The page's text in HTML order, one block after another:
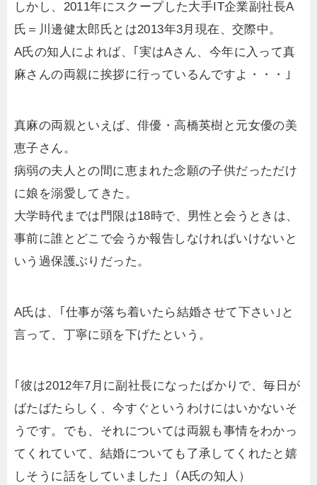
しかし、2011年にスクープした大手IT企業副社長A
氏＝川邊健太郎氏とは2013年3月現在、交際中。
A氏の知人によれば、｢実はAさん、今年に入って真
麻さんの両親に挨拶に行っているんですよ・・・｣
真麻の両親といえば、俳優・高橋英樹と元女優の美
恵子さん。
病弱の夫人との間に恵まれた念願の子供だっただけ
に娘を溺愛してきた。
大学時代までは門限は18時で、男性と会うときは、
事前に誰とどこで会うか報告しなければいけないと
いう過保護ぶりだった。
A氏は、｢仕事が落ち着いたら結婚させて下さい｣と
言って、丁寧に頭を下げたという。
｢彼は2012年7月に副社長になったばかりで、毎日が
ばたばたらしく、今すぐというわけにはいかないそ
うです。でも、それについては両親も事情をわかっ
てくれていて、結婚についても了承してくれたと嬉
しそうに話をしていました｣（A氏の知人）